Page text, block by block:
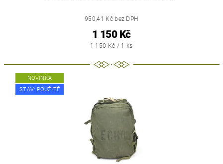
950,41 Kč bez DPH
1 150 Kč
1 150 Kč / 1 ks
NOVINKA
STAV: POUŽITÉ